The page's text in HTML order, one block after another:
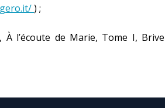
) ;
À l’écoute de Marie, Tome I, Brive